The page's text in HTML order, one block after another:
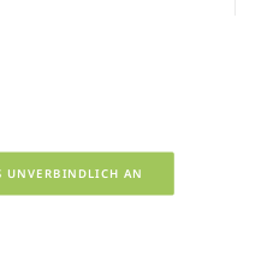
UNVERBINDLICH AN